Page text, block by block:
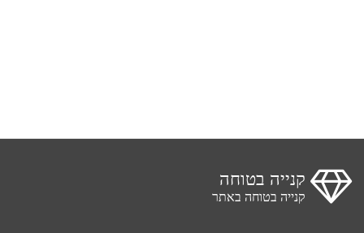
קנייה בטוחה
קנייה בטוחה באתר